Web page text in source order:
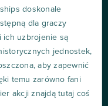
doskonale
dla graczy
ich uzbrojenie są
jednostek,
aby zapewnić
temu zarówno fani
akcji znajdą tutaj coś